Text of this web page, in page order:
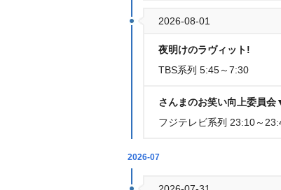
2026-08-01
夜明けのラヴィット!
TBS系列 5:45～7:30
さんまのお笑い向上委員
フジテレビ系列 23:10～
2026-07